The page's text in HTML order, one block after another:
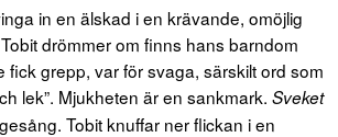
in en älskad i en krävande, omöjlig
drömmer om finns hans barndom
fick grepp, var för svaga, särskilt ord som
lek”. Mjukheten är en sankmark. Sveket
Tobit knuffar ner flickan i en